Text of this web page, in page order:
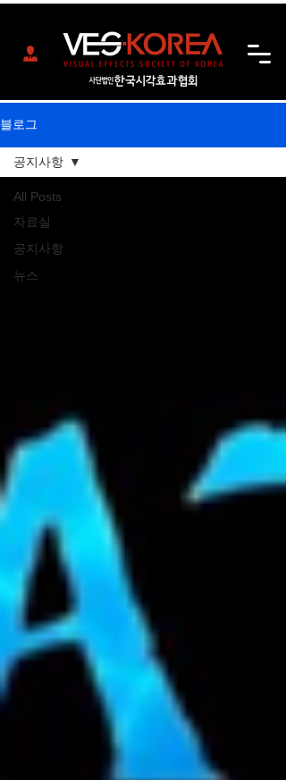
블로그
All Posts
자료실
공지사항
뉴스
공지사항